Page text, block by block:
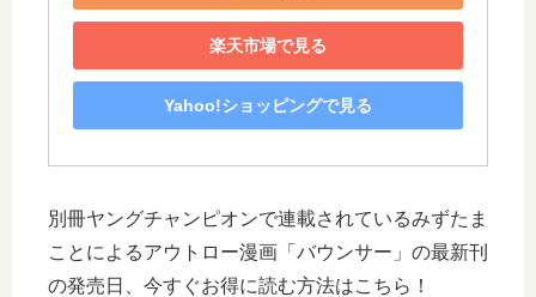
楽天市場で見る
Yahoo!ショッピングで見る
別冊ヤングチャンピオンで連載されているみずたま
ことによるアウトロー漫画「バウンサー」の最新刊
の発売日、今すぐお得に読む方法はこちら！